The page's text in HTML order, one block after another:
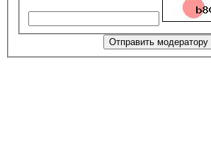
Отправить модератору